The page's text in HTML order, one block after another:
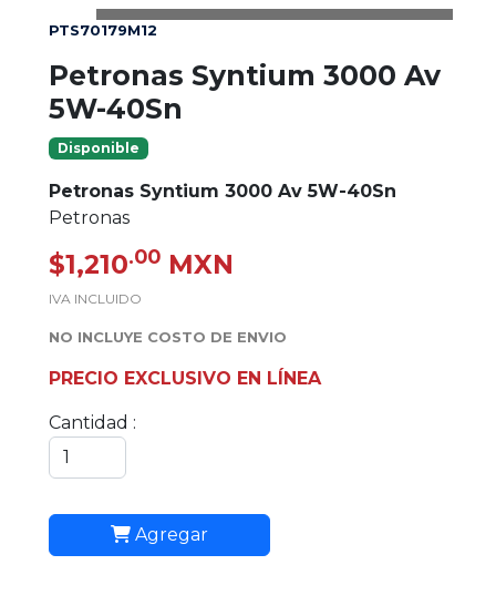
PTS70179M12
Petronas Syntium 3000 Av
5W-40Sn
Disponible
Petronas Syntium 3000 Av 5W-40Sn
Petronas
$1,210.00 MXN
IVA INCLUIDO
NO INCLUYE COSTO DE ENVIO
PRECIO EXCLUSIVO EN LÍNEA
Cantidad :
Agregar